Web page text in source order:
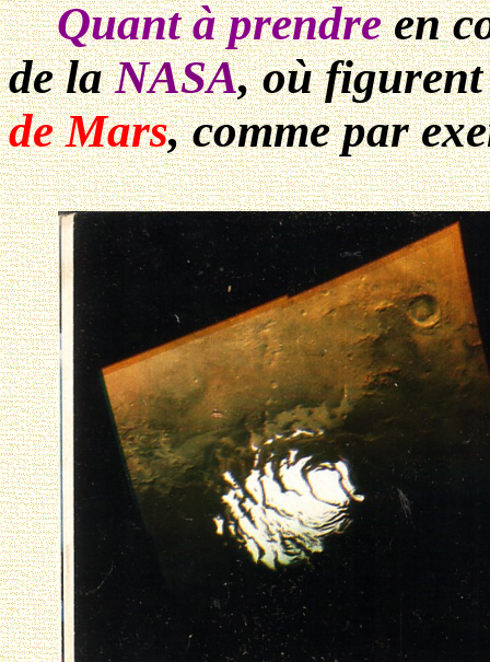
Quant à prendreen
de laNASA, où
de Mars, comme par